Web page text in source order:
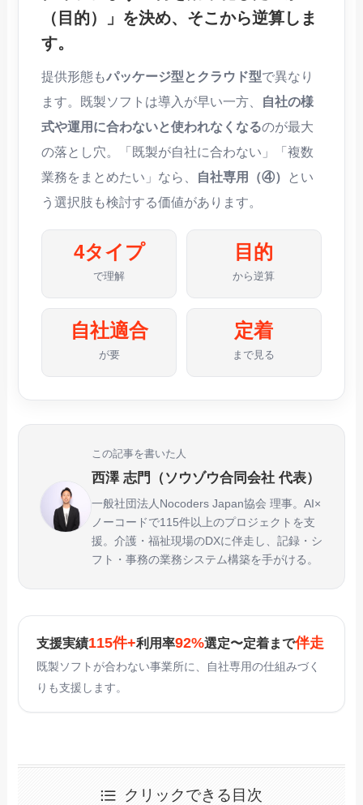
（目的）」 を決め、そこから逆算しま
す。
提供形態もパッケージ型とクラウド型で異なり
ます。既製ソフトは導入が早い一方、
自社の様
式や運用に合わないと使われなくなるのが最大
の落とし穴。「既製が自社に合わない」「複数
業務をまとめたい」なら、
自社専用（④）
とい
う選択肢も検討する価値があります。
4タイプ
で理解
目的
から逆算
自社適合
が要
定着
まで見る
この記事を書いた人
西澤 志門（ソウゾウ合同会社 代表）
一般社団法人Nocoders Japan協会 理事。AI×
ノーコードで115件以上のプロジェクトを支
援。介護・福祉現場のDXに伴走し、記録・シ
フト・事務の業務システム構築を手がける。
支援実績115件+利用率92%選定〜定着まで伴走
既製ソフトが合わない事業所に、自社専用の仕組みづく
りも支援します。
クリックできる目次